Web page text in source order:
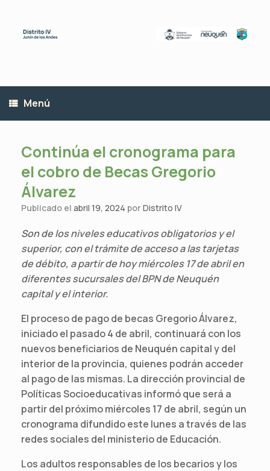
contenido
Menú
Continúa el cronograma para
el cobro de Becas Gregorio
Álvarez
Publicado el abril 19, 2024 porDistrito IV
Son de los niveles educativos obligatorios y el
superior, con el trámite de acceso a las tarjetas
de débito, a partir de hoy miércoles 17 de abril en
diferentes sucursales del BPN de Neuquén
capital y el interior.
El proceso de pago de becas Gregorio Álvarez,
iniciado el pasado 4 de abril, continuará con los
nuevos beneficiarios de Neuquén capital y del
interior de la provincia, quienes podrán acceder
al pago de las mismas. La dirección provincial de
Políticas Socioeducativas informó que será a
partir del próximo miércoles 17 de abril, según un
cronograma difundido este lunes a través de las
redes sociales del ministerio de Educación.
Los adultos responsables de los becarios y los